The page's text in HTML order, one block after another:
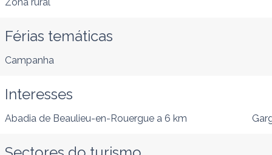
Férias temáticas
Campanha
Interesses
Abadia de Beaulieu-en-Rouergue a 6 km